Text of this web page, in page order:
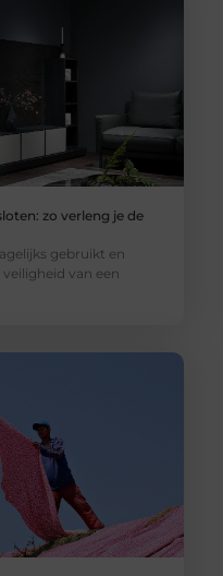
zo verleng je de
gebruikt en
van een